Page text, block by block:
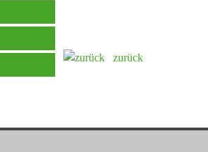
zurück